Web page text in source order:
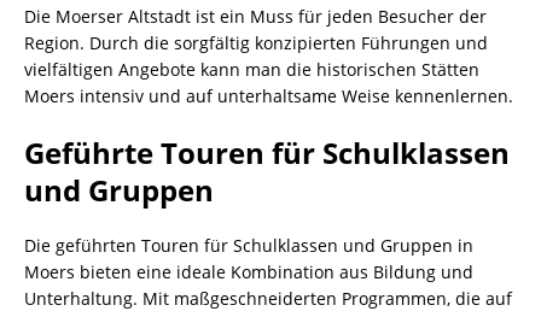
Die Moerser Altstadt ist ein Muss für jeden Besucher der
Region. Durch die sorgfältig konzipierten Führungen und
vielfältigen Angebote kann man die historischen Stätten
Moers intensiv und auf unterhaltsame Weise kennenlernen.
Geführte Touren für Schulklassen
und Gruppen
Die geführten Touren für Schulklassen und Gruppen in
Moers bieten eine ideale Kombination aus Bildung und
Unterhaltung. Mit maßgeschneiderten Programmen, die auf